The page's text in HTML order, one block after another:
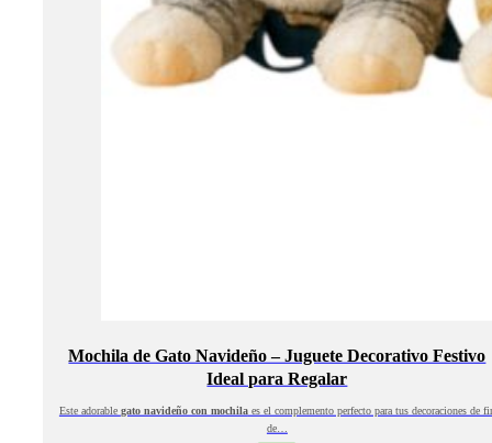
Mochila de Gato Navideño – Juguete Decorativo Festivo
Ideal para Regalar
Este adorable gato navideño con mochilaes el complemento perfecto para tus decoraciones de
de…